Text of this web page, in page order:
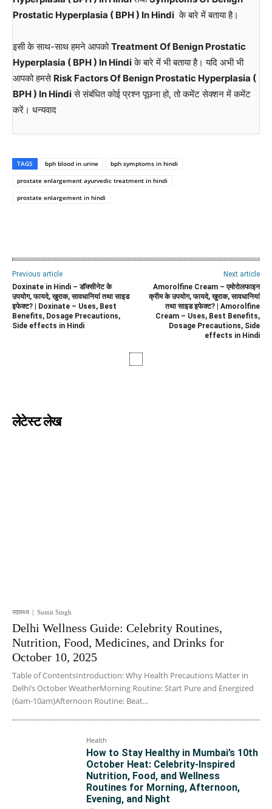
Prostatic Hyperplasia ( BPH ) In Hindi के बारे में बताया है।
इसी के साथ-साथ हमने आपकोTreatment Of Benign Prostatic
Hyperplasia ( BPH ) In Hindiके बारे में भी बताया है। यदि अभी भी
आपको हमसे Risk Factors Of Benign Prostatic Hyperplasia (
BPH ) In Hindiसे संबंधित कोई प्रश्न पूछना हो, तो कमेंट सेक्शन में कमेंट
करें। धन्यवाद
TAGS bph blood in urine
bph symptoms in hindi
prostate enlargement ayurvedic treatment in hindi
prostate enlargement in hindi
Previous article
Doxinate in Hindi – डॉक्सीनेट के
उपयोग, फायदे, खुराक, सावधानियां तथा साइड
इफेक्ट? | Doxinate – Uses, Best
Benefits, Dosage Precautions,
Side effects in Hindi
Next article
Amorolfine Cream – एमोरोलफाइन
क्रीम के उपयोग, फायदे, खुराक, सावधानियां
तथा साइड इफेक्ट? | Amorolfine
Cream – Uses, Best Benefits,
Dosage Precautions, Side
effects in Hindi
लेटेस्ट लेख
स्वास्थ्य Sumit Singh
Delhi Wellness Guide: Celebrity Routines,
Nutrition, Food, Medicines, and Drinks for
October 10, 2025
Table of ContentsIntroduction: Why Health Precautions Matter in
Delhi’s October WeatherMorning Routine: Start Pure and Energized
(6am-10am)Afternoon Routine: Beat...
Health
How to Stay Healthy in Mumbai’s 10th
October Heat: Celebrity-Inspired
Nutrition, Food, and Wellness
Routines for Morning, Afternoon,
Evening, and Night